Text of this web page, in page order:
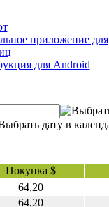
приложение для
для Android
Покупка $
64,20
64,20